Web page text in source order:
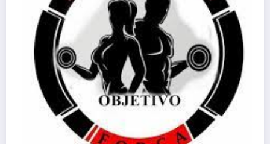
Acqua Gin Academia – EM
27 de abril de 2021 emsabara